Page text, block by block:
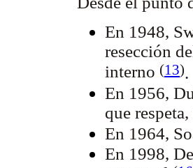
En 1948,
resección
interno (13).
En 1956,
que
En 1964,
En 1998,